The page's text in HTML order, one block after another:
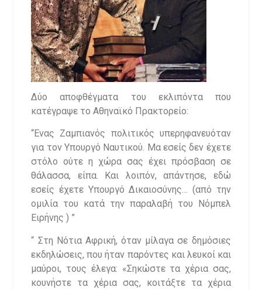
Δύο αποφθέγματα του εκλιπόντα που
κατέγραψε το Αθηναϊκό Πρακτορείο:
“Ενας Ζαμπιανός πολιτικός υπερηφανευόταν
για τον Υπουργό Ναυτικού. Μα εσείς δεν έχετε
στόλο ούτε η χώρα σας έχει πρόσβαση σε
θάλασσα, είπα. Και λοιπόν, απάντησε, εδώ
εσείς έχετε Υπουργό Δικαιοσύνης… (από την
ομιλία του κατά την παραλαβή του Νόμπελ
Ειρήνης ) ”
“ Στη Νότια Αφρική, όταν μίλαγα σε δημόσιες
εκδηλώσεις, που ήταν παρόντες και λευκοί και
μαύροι, τους έλεγα: «Σηκώστε τα χέρια σας,
κουνήστε τα χέρια σας, κοιτάξτε τα χέρια